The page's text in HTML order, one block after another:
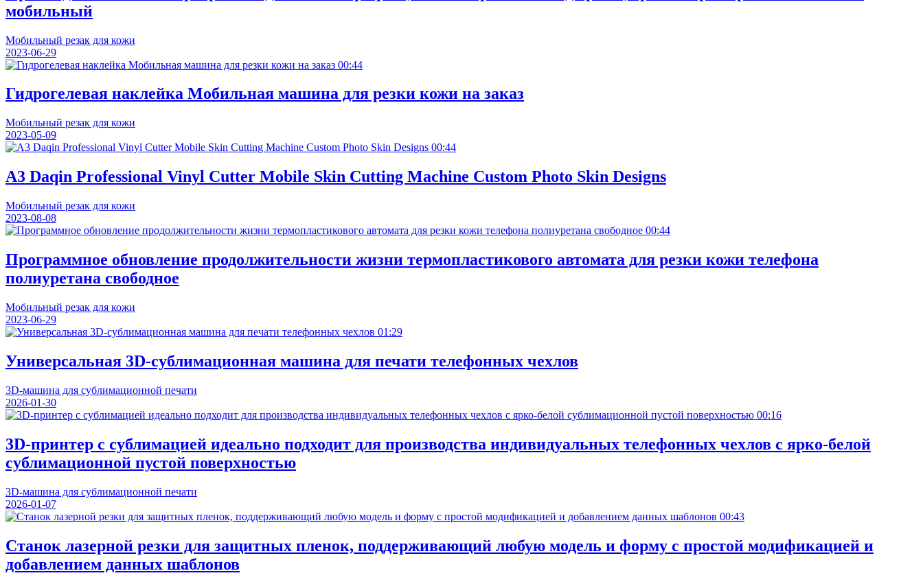
мобильный
Мобильный резак для кожи
2023-06-29
00:44
Гидрогелевая наклейка Мобильная машина для резки кожи на заказ
Мобильный резак для кожи
2023-05-09
00:44
A3 Daqin Professional Vinyl Cutter Mobile Skin Cutting Machine Custom Photo Skin Designs
Мобильный резак для кожи
2023-08-08
00:44
Программное обновление продолжительности жизни термопластикового автомата для резки кожи телефона
полиуретана свободное
Мобильный резак для кожи
2023-06-29
01:29
Универсальная 3D-сублимационная машина для печати телефонных чехлов
3D-машина для сублимационной печати
2026-01-30
00:16
3D-принтер с сублимацией идеально подходит для производства индивидуальных телефонных чехлов с ярко-белой
сублимационной пустой поверхностью
3D-машина для сублимационной печати
2026-01-07
00:43
Станок лазерной резки для защитных пленок, поддерживающий любую модель и форму с простой модификацией и
добавлением данных шаблонов